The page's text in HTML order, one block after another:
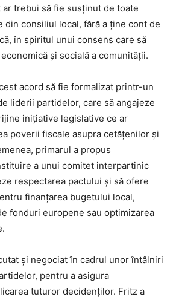
ar trebui să fie susținut de toate
consiliul local, fără a ține cont de
în spiritul unui consens care să
și socială a comunității.
acord să fie formalizat printr-un
liderii partidelor, care să angajeze
inițiative legislative ce ar
poverii fiscale asupra cetățenilor și
primarul a propus
a unui comitet interpartinic
respectarea pactului și să ofere
finanțarea bugetului local,
fonduri europene sau optimizarea
și negociat în cadrul unor întâlniri
pentru a asigura
tuturor decidenților. Fritz a